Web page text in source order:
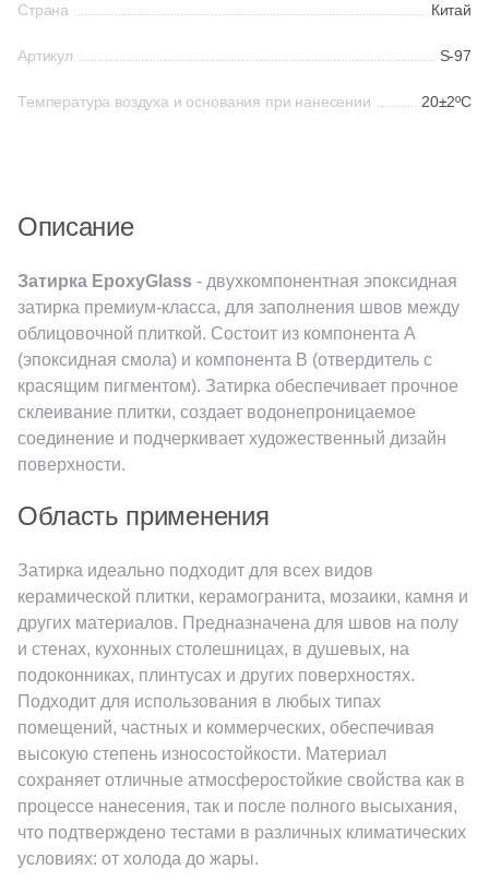
Китай
Форма
Квадратная
Прямоугольная
Восьмиугольная
Материал
Керамическая
Из керамогранита
Из белой глины
Страна Китай
Артикул S-97
Температура воздуха и основания при нанесении 20±2ºС
Описание
Затирка EpoxyGlass - двухкомпонентная эпоксидная
затирка премиум-класса, для заполнения швов между
облицовочной плиткой. Состоит из компонента A
(эпоксидная смола) и компонента B (отвердитель с
красящим пигментом). Затирка обеспечивает прочное
склеивание плитки, создает водонепроницаемое
соединение и подчеркивает художественный дизайн
поверхности.
Область применения
Затирка идеально подходит для всех видов
керамической плитки, керамогранита, мозаики, камня и
других материалов. Предназначена для швов на полу
и стенах, кухонных столешницах, в душевых, на
подоконниках, плинтусах и других поверхностях.
Подходит для использования в любых типах
помещений, частных и коммерческих, обеспечивая
высокую степень износостойкости. Материал
сохраняет отличные атмосферостойкие свойства как в
процессе нанесения, так и после полного высыхания,
что подтверждено тестами в различных климатических
условиях: от холода до жары.